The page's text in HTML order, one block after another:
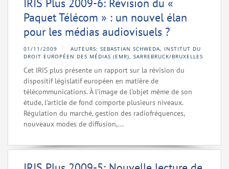
IRIS Plus 2009-6: Révision du «
Paquet Télécom » : un nouvel élan
pour les médias audiovisuels ?
01/11/2009
AUTEURS: SEBASTIAN SCHWEDA, INSTITUT DU
DROIT EUROPÉEN DES MÉDIAS (EMR), SARREBRUCK/BRUXELLES
Cet IRIS plus présente un rapport sur la révision du
dispositif législatif européen en matière de
télécommunications. À l'image de l'objet même de son
étude, l'article de fond comporte plusieurs niveaux.
Régulation du marché, gestion des radiofréquences,
nouveaux modes de diffusion,...